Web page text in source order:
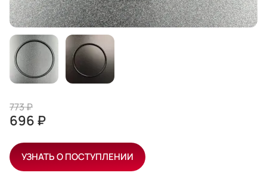
773 ₽
696 ₽
УЗНАТЬ О ПОСТУПЛЕНИИ